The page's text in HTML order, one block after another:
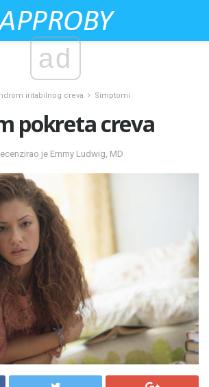
ad
iritabilnog creva Simptomi
pokreta creva
je Emmy Ludwig, MD